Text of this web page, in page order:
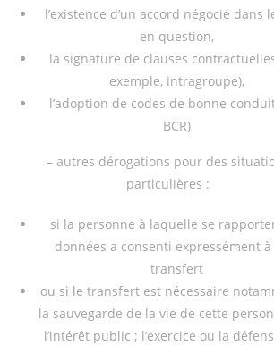
l’existence d’un accord négocié dans
en question,
la signature de clauses
exemple, intragroupe),
l’adoption de codes de bonne
BCR)
– autres dérogations pour des
particulières :
si la personne à laquelle se
données a consenti expressément
transfert
ou si le transfert est nécessaire
la sauvegarde de la vie de cette
l’intérêt public ; l’exercice ou la